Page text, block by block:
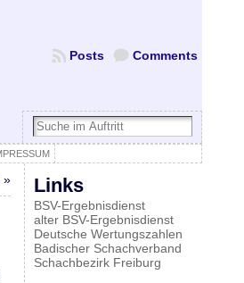
Comments
Posts
» Links
BSV-Ergebnisdienst
alter BSV-Ergebnisdienst
Deutsche Wertungszahlen
Badischer Schachverband
Schachbezirk Freiburg